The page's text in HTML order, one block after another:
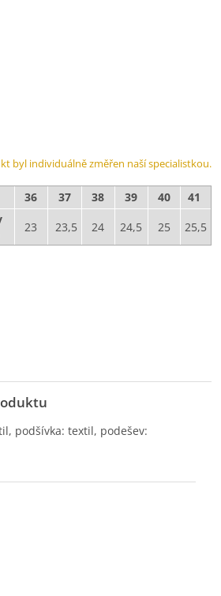
byl individuálně změřen naší specialistkou.
36 37 38 39 40
41
23 23,5 24 24,5 25 25,5
podšívka: textil, podešev: